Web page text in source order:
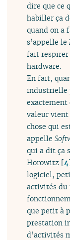
dire que ce
habiller ça
quand on a
s’appelle
fait respirer
hardware.
En fait,
industrielle
exactement
valeur vient
chose qui
appelle
qui a dit ça
Horowitz [4
logiciel,
activités du
que petit à
prestation
d’activités